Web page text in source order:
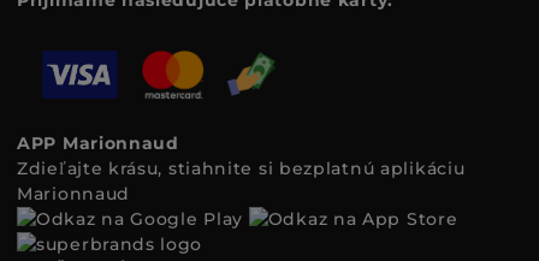
APP Marionnaud
Zdieľajte krásu, stiahnite si bezplatnú aplikáciu
Marionnaud